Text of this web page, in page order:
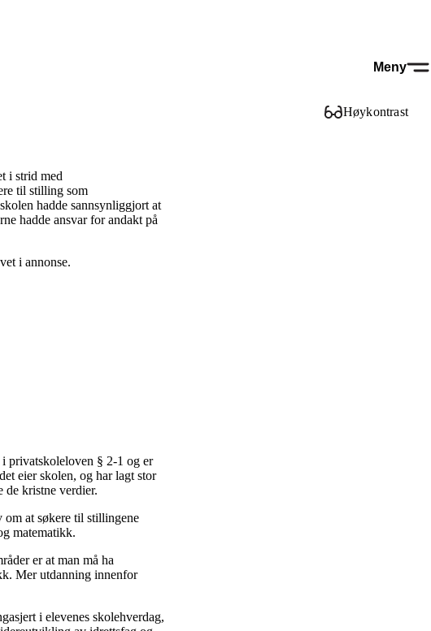
Meny
Høykontrast
i strid med
til stilling som
hadde sannsynliggjort at
hadde ansvar for andakt på
i annonse.
privatskoleloven § 2-1 og er
eier skolen, og har lagt stor
de kristne verdier.
at søkere til stillingene
matematikk.
er at man må ha
Mer utdanning innenfor
i elevenes skolehverdag,